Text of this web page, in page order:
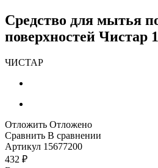
Средство для мытья
поверхностей Чистар
ЧИСТАР
Отложить Отложено
Сравнить В сравнении
Артикул 15677200
432 ₽